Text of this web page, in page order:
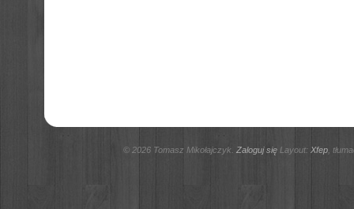
© 2026 Tomasz Mikołajczyk. Zaloguj sięLayout: Xfep,